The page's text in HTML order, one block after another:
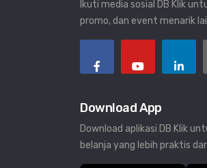
Ikuti media sosial DB Klik
promo, dan event menarik
Download App
Download aplikasi DB Klik
belanja yang lebih praktis